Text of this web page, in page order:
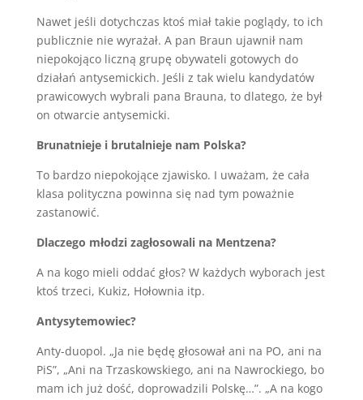
Nawet jeśli dotychczas ktoś miał takie poglądy, to ich
publicznie nie wyrażał. A pan Braun ujawnił nam
niepokojąco liczną grupę obywateli gotowych do
działań antysemickich. Jeśli z tak wielu kandydatów
prawicowych wybrali pana Brauna, to dlatego, że był
on otwarcie antysemicki.
Brunatnieje i brutalnieje nam Polska?
To bardzo niepokojące zjawisko. I uważam, że cała
klasa polityczna powinna się nad tym poważnie
zastanowić.
Dlaczego młodzi zagłosowali na Mentzena?
A na kogo mieli oddać głos? W każdych wyborach jest
ktoś trzeci, Kukiz, Hołownia itp.
Antysytemowiec?
Anty-duopol. „Ja nie będę głosował ani na PO, ani na
PiS”, „Ani na Trzaskowskiego, ani na Nawrockiego, bo
mam ich już dość, doprowadzili Polskę…”. „A na kogo